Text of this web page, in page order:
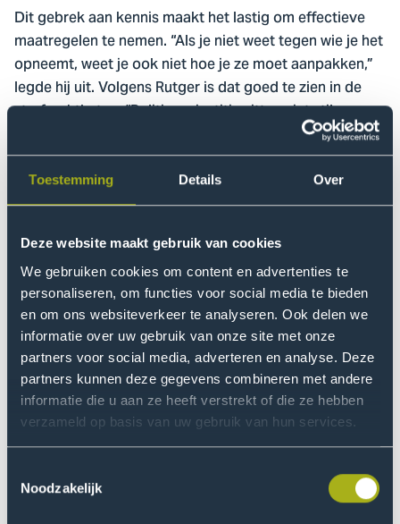
Toestemming Details Over
Deze website maakt gebruik van cookies
We gebruiken cookies om content en advertenties te
personaliseren, om functies voor social media te bieden
en om ons websiteverkeer te analyseren. Ook delen we
informatie over uw gebruik van onze site met onze
partners voor social media, adverteren en analyse. Deze
partners kunnen deze gegevens combineren met andere
informatie die u aan ze heeft verstrekt of die ze hebben
verzameld op basis van uw gebruik van hun services.
Noodzakelijk
Dit gebrek aan kennis maakt het lastig om effectieve
maatregelen te nemen. “Als je niet weet tegen wie je het
opneemt, weet je ook niet hoe je ze moet aanpakken,”
legde hij uit. Volgens Rutger is dat goed te zien in de
strafrechtketen: “Politie en justitie zitten niet stil, maar
er is in tien jaar tijd weinig winst geboekt. Dan vraag ik
me af: doen ze niet genoeg of doen ze de verkeerde
dingen? Je kan niet denken: we zetten er een
opsporingsteam bij en dan is het probleem opgelost.
heeft impact op alle vormen van criminaliteit.”
De bijdrage van wetenschap
Rutger legde in zijn oratie de nadruk op twee manieren
waarop onderzoek kan bijdragen aan een betere
aanpak van cybercriminaliteit. Ten eerste is het
noodzakelijk om een gedegen kennisbasis op te
bouwen. “Empirisch onderzoek naar het fenomeen
cybercrime is hard nodig. We moeten begrijpen hoe de
daders werken, hoe ze in netwerken opereren, en wat
de risicofactoren voor slachtoffers zijn,” aldus